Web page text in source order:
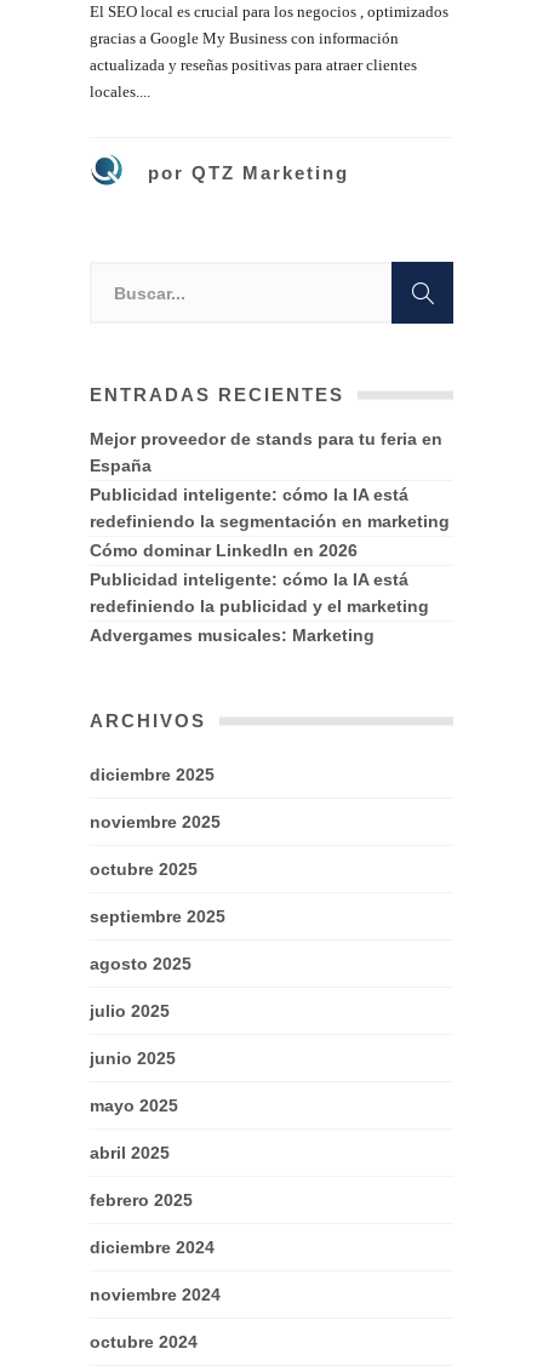
El SEO local es crucial para los negocios , optimizados
gracias a Google My Business con información
actualizada y reseñas positivas para atraer clientes
locales....
por QTZ Marketing
ENTRADAS RECIENTES
Mejor proveedor de stands para tu feria en
España
Publicidad inteligente: cómo la IA está
redefiniendo la segmentación en marketing
Cómo dominar LinkedIn en 2026
Publicidad inteligente: cómo la IA está
redefiniendo la publicidad y el marketing
Advergames musicales: Marketing
ARCHIVOS
diciembre 2025
noviembre 2025
octubre 2025
septiembre 2025
agosto 2025
julio 2025
junio 2025
mayo 2025
abril 2025
febrero 2025
diciembre 2024
noviembre 2024
octubre 2024